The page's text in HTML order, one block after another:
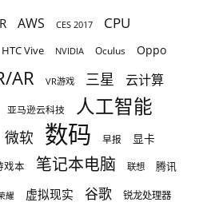
AWS CES 2017 CPU
HTC Vive NVIDIA Oculus Oppo
AR VR游戏 三星 云计算
亚马逊云科技 人工智能
微软 数码 早报 显卡
戏本 笔记本电脑 联想 腾讯
耀 虚拟现实 谷歌 锐龙处理器